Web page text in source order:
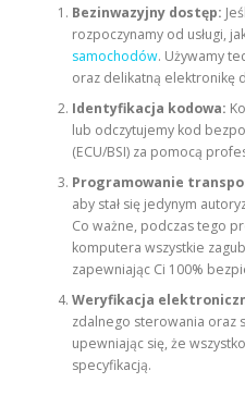
Bezinwazyjny dostęp:
rozpoczynamy od usługi,
samochodów. Używamy
oraz delikatną elektronikę
Identyfikacja kodowa:
lub odczytujemy kod
(ECU/BSI) za pomocą
Programowanie
aby stał się jedynym
Co ważne, podczas tego
komputera wszystkie
zapewniając Ci 100%
Weryfikacja
zdalnego sterowania oraz
upewniając się, że
specyfikacją.